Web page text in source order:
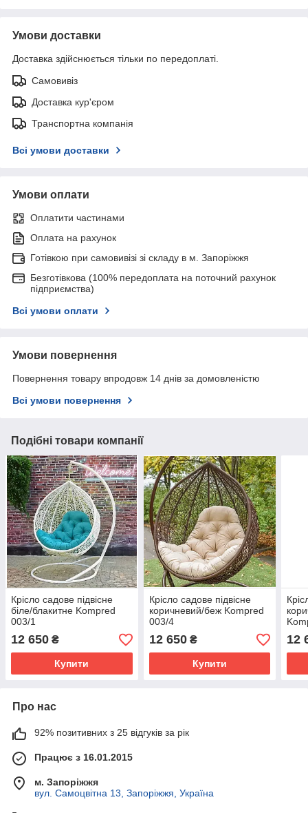
Умови доставки
Доставка здійснюється тільки по передоплаті.
Самовивіз
Доставка кур'єром
Транспортна компанія
Всі умови доставки
Умови оплати
Оплатити частинами
Оплата на рахунок
Готівкою при самовивізі зі складу в м. Запоріжжя
Безготівкова (100% передоплата на поточний рахунок
підприємства)
Всі умови оплати
Умови повернення
Повернення товару впродовж 14 днів за домовленістю
Всі умови повернення
Подібні товари компанії
Крісло садове підвісне
біле/блакитне Kompred
003/1
12 650 ₴
Купити
Крісло садове підвісне
коричневий/беж Kompred
003/4
12 650₴
Купити
12
Про нас
92% позитивних з 25 відгуків за рік
Працює з 16.01.2015
м. Запоріжжя
вул. Самоцвітна 13, Запоріжжя, Україна